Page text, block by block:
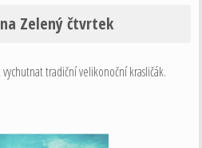
Zelený čtvrtek
tradiční velikonoční krasličák.